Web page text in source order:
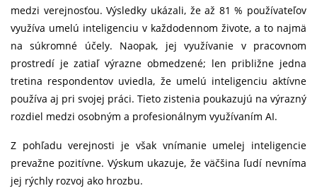
medzi verejnosťou. Výsledky ukázali, že až 81 % používateľov
využíva umelú inteligenciu v každodennom živote, a to najmä
na súkromné účely. Naopak, jej využívanie v pracovnom
prostredí je zatiaľ výrazne obmedzené; len približne jedna
tretina respondentov uviedla, že umelú inteligenciu aktívne
používa aj pri svojej práci. Tieto zistenia poukazujú na výrazný
rozdiel medzi osobným a profesionálnym využívaním AI.
Z pohľadu verejnosti je však vnímanie umelej inteligencie
prevažne pozitívne. Výskum ukazuje, že väčšina ľudí nevníma
jej rýchly rozvoj ako hrozbu.